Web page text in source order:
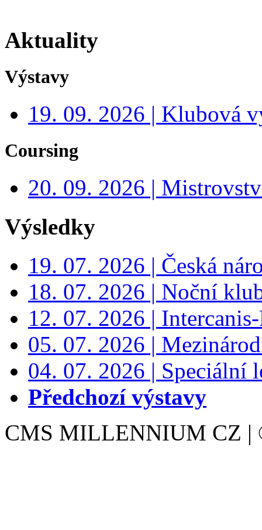
Aktuality
Výstavy
19. 09. 2026 | Klubová
Coursing
20. 09. 2026 |
Výsledky
19. 07. 2026 | Česká
18. 07. 2026 | Noční
12. 07. 2026 |
05. 07. 2026 |
04. 07. 2026 | Speciální
Předchozí výstavy
CMS MILLENNIUM CZ |